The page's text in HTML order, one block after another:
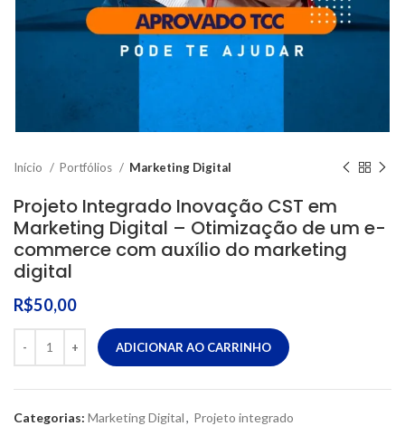
Início Portfólios Marketing Digital
Projeto Integrado Inovação CST em
Marketing Digital – Otimização de um e-
commerce com auxílio do marketing
digital
R$50,00
ADICIONAR AO CARRINHO
Categorias: Marketing Digital, Projeto integrado